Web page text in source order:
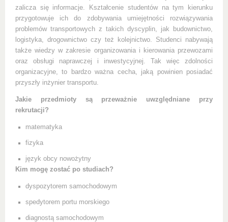
zalicza się informacje. Kształcenie studentów na tym kierunku
przygotowuje ich do zdobywania umiejętności rozwiązywania
problemów transportowych z takich dyscyplin, jak budownictwo,
logistyka, drogownictwo czy też kolejnictwo. Studenci nabywają
także wiedzy w zakresie organizowania i kierowania przewozami
oraz obsługi naprawczej i inwestycyjnej. Tak więc zdolności
organizacyjne, to bardzo ważna cecha, jaką powinien posiadać
przyszły inżynier transportu.
Jakie przedmioty są przeważnie uwzględniane przy
rekrutacji?
matematyka
fizyka
język obcy nowożytny
Kim mogę zostać po studiach?
dyspozytorem samochodowym
spedytorem portu morskiego
diagnostą samochodowym